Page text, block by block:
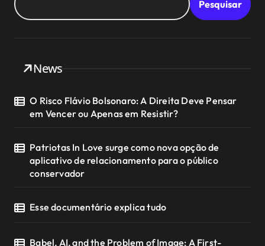
Pesquisar
News
O Risco Flávio Bolsonaro: A Direita Deve Pensar
em Vencer ou Apenas em Resistir?
Patriotas In Love surge como nova opção de
aplicativo de relacionamento para o público
conservador
Esse documentário explica tudo
Babel, AI, and the Problem of Image: A First-